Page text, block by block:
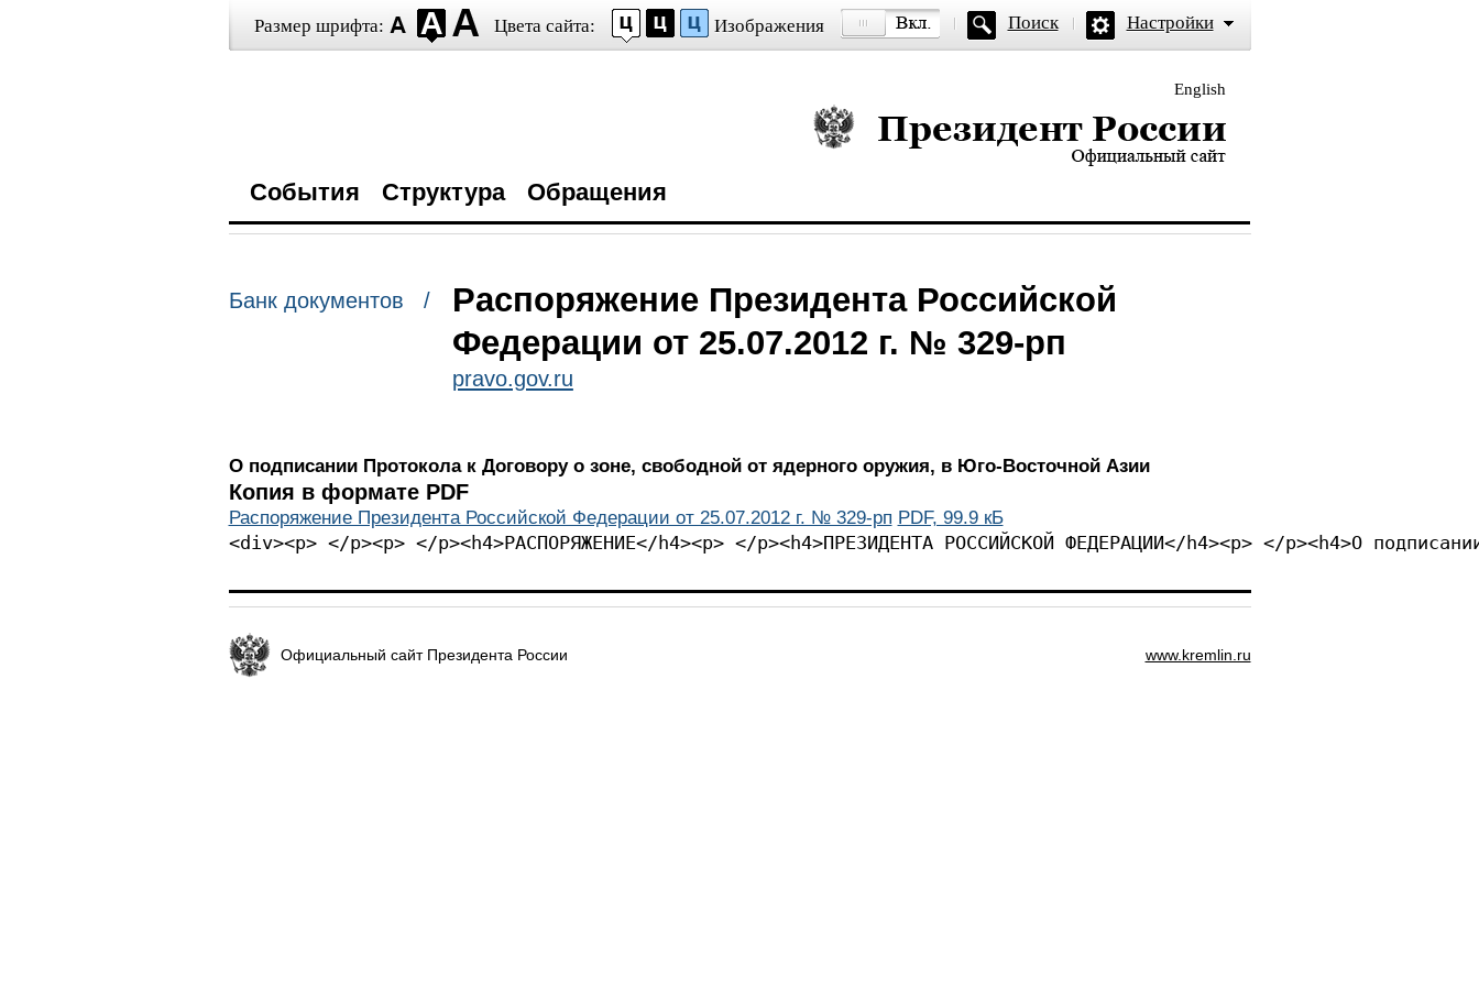
Размер шрифта: Цвета сайта: Изображения Поиск Настройки
English
Президент России — официальный сайт
События Структура Обращения
Банк документов /
Распоряжение Президента Российской
Федерации от 25.07.2012 г. № 329-рп
pravo.gov.ru
О подписании Протокола к Договору о зоне, свободной от ядерного оружия, в Юго-Восточной Азии
Копия в формате PDF
Распоряжение Президента Российской Федерации от 25.07.2012 г. № 329-рп PDF, 99.9 кБ
<div><p> </p><p> </p><h4>РАСПОРЯЖЕНИЕ</h4><p> </p><h4>ПРЕЗИДЕНТА РОССИЙСКОЙ ФЕДЕРАЦИИ</h4><p> </p><h4>О
Официальный сайт Президента России www.kremlin.ru